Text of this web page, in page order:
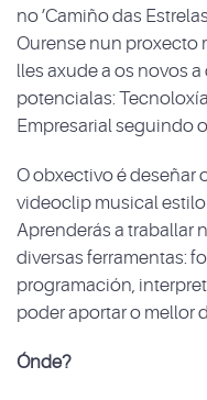
no ’Camiño das
Ourense nun proxecto
lles axude a os novos
potencialas:
Empresarial seguindo
O obxectivo é deseñar
videoclip musical estilo
Aprenderás a traballar
diversas ferramentas:
programación,
poder aportar o mellor
Ónde?